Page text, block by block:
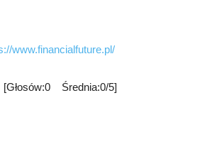
www.financialfuture.pl/
[Głosów:0 Średnia:0/5]